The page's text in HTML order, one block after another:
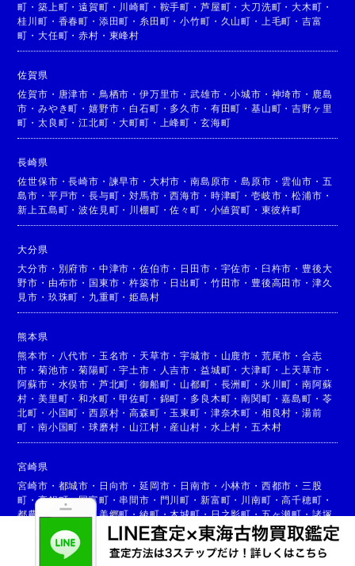
町 ・築上町 ・遠賀町 ・ 川崎町 ・ 鞍手町 ・ 芦屋町 ・大刀洗町 ・大木町 ・
桂川町 ・ 香春町 ・ 添田町 ・ 糸田町 ・小竹町 ・ 久山町 ・ 上毛町 ・ 吉富
町 ・大任町 ・赤村 ・ 東峰村
佐賀県
佐賀市 ・ 唐津市 ・ 鳥栖市 ・伊万里市 ・武雄市 ・小城市 ・ 神埼市 ・ 鹿島
市 ・みやき町 ・嬉野市 ・ 白石町 ・ 多久市 ・ 有田町 ・ 基山町 ・吉野ヶ里
町 ・太良町 ・江北町 ・大町町 ・ 上峰町 ・ 玄海町
長崎県
佐世保市 ・長崎市 ・ 諫早市 ・ 大村市 ・南島原市 ・島原市 ・ 雲仙市 ・ 五
島市 ・ 平戸市 ・長与町 ・対馬市 ・西海市 ・ 時津町 ・ 壱岐市 ・松浦市 ・
新上五島町 ・波佐見町 ・ 川棚町 ・佐々町 ・ 小値賀町 ・ 東彼杵町
大分県
大分市 ・ 別府市 ・ 中津市 ・佐伯市 ・ 日田市 ・ 宇佐市 ・ 臼杵市 ・ 豊後大
野市 ・ 由布市 ・ 国東市 ・杵築市 ・ 日出町 ・ 竹田市 ・ 豊後高田市 ・ 津久
見市 ・ 玖珠町 ・ 九重町 ・姫島村
熊本県
熊本市 ・ 八代市 ・ 玉名市 ・ 天草市 ・宇城市 ・ 山鹿市 ・ 荒尾市 ・ 合志
市 ・菊池市 ・菊陽町 ・宇土市 ・ 人吉市 ・ 益城町 ・大津町 ・ 上天草市 ・
阿蘇市 ・ 水俣市 ・ 芦北町 ・御船町 ・ 山都町 ・ 長洲町 ・ 氷川町 ・ 南阿蘇
村 ・美里町 ・和水町 ・甲佐町 ・ 錦町 ・ 多良木町 ・南関町 ・嘉島町 ・ 苓
北町 ・ 小国町 ・西原村 ・高森町 ・ 玉東町 ・ 津奈木町 ・ 相良村 ・ 湯前
町 ・南小国町 ・球磨村 ・ 山江村 ・ 産山村 ・ 水上村 ・ 五木村
宮崎県
宮崎市 ・ 都城市 ・ 日向市 ・延岡市 ・ 日南市 ・ 小林市 ・ 西都市 ・ 三股
町 ・高鍋町・国富町 ・ 串間市 ・ 門川町 ・ 新富町 ・ 川南町 ・高千穂町 ・
都農町
高原町 ・美郷町・綾町・木城町・日之影町・五ヶ瀬町・諸塚
椎葉村・ 西米良村